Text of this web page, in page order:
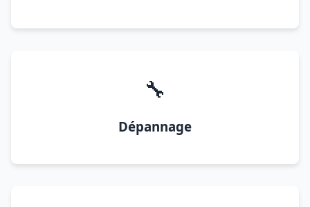
🔧
Dépannage